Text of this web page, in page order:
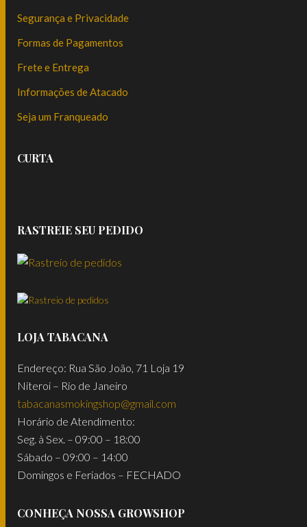
Segurança e Privacidade
Formas de Pagamentos
Frete e Entrega
Informações de Atacado
Seja um Franqueado
CURTA
RASTREIE SEU PEDIDO
LOJA TABACANA
Endereço: Rua São João, 71 Loja 19
Niteroi – Rio de Janeiro
tabacanasmokingshop@gmail.com
Horário de Atendimento:
Seg. à Sex. – 09:00 – 18:00
Sábado – 09:00 – 14:00
Domingos e Feriados – FECHADO
CONHEÇA NOSSA GROWSHOP